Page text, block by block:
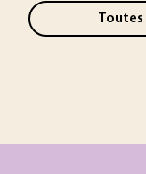
Toutes